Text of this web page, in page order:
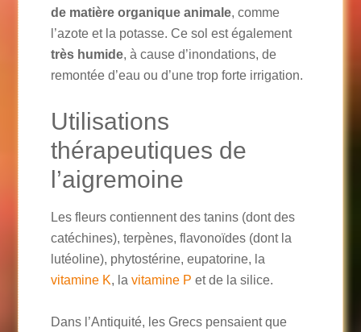
de matière organique animale, comme
l’azote et la potasse. Ce sol est également
très humide, à cause d’inondations, de
remontée d’eau ou d’une trop forte irrigation.
Utilisations
thérapeutiques de
l’aigremoine
Les fleurs contiennent des tanins (dont des
catéchines), terpènes, flavonoïdes (dont la
lutéoline), phytostérine, eupatorine, la
vitamine K, lavitamine P et de la silice.
Dans l’Antiquité, les Grecs pensaient que